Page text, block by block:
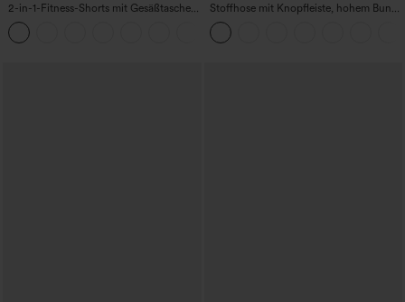
2-in-1-Fitness-Shorts mit Gesäßtasche
und seitlicher versteckter Tasche 6,3 cm
Stoffhose mit Knopfleiste, hohem Bund,
mehreren Taschen und geradem Bein